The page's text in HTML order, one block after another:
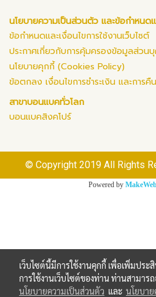
นโยบายความเป็นส่วนตัว และข้อกำหนดแ
ข้อกำหนดและเงื่อนไขการใช้งานเว็บไซต์
ประกาศเกี่ยวกับการคุ้มครองข้อมูลส่วน
นโยบายคุกกี้ (Cookies Policy)
ข้อตกลง เงื่อนไขการชำระเงิน และการคื
สาขาบอนแบคทั่วโลก
บอนแบคสิงคโปร์
© Copyright 2019 All Rights
Powered by
เว็บไซต์นี้มีการใช้งานคุกกี้ เพื่อเพิ่มปร
การใช้งานเว็บไซต์ของท่าน ท่านสามาร
นโยบายความเป็นส่วนตัว และ นโยบา